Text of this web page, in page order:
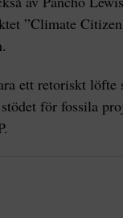
”Climate
ett retoriskt löfte
för fossila